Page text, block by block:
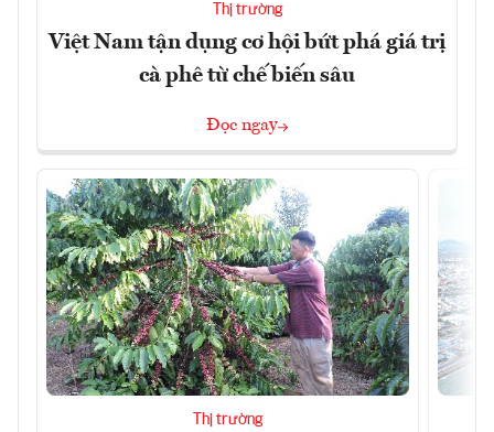
Thị trường
Việt Nam tận dụng cơ hội bứt phá giá trị
cà phê từ chế biến sâu
Đọc ngay
Thị trường